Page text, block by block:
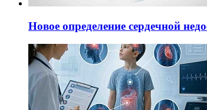
Новое определение сердечной